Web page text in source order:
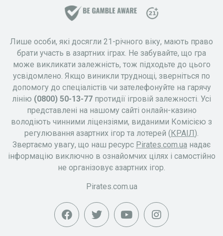
Pirates.com.ua
Лише особи, які досягли 21-річного віку, мають право
брати участь в азартних іграх. Не забувайте, що гра
може викликати залежність, тож підходьте до цього
усвідомлено. Якщо виникли труднощі, зверніться по
допомогу до спеціалістів чи зателефонуйте на гарячу
лінію (0800) 50-13-77 протидії ігровій залежності. Усі
представлені на нашому сайті онлайн-казино
володіють чинними ліцензіями, виданими Комісією з
регулювання азартних ігор та лотерей (КРАІЛ).
Звертаємо увагу, що наш ресурс Pirates.com.ua надає
інформацію виключно в ознайомчих цілях і самостійно
не організовує азартних ігор.